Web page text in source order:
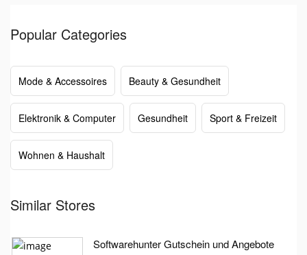
Popular Categories
Mode & Accessoires Beauty & Gesundheit
Elektronik & Computer Gesundheit Sport & Freizeit
Wohnen & Haushalt
Similar Stores
Softwarehunter Gutschein und Angebote